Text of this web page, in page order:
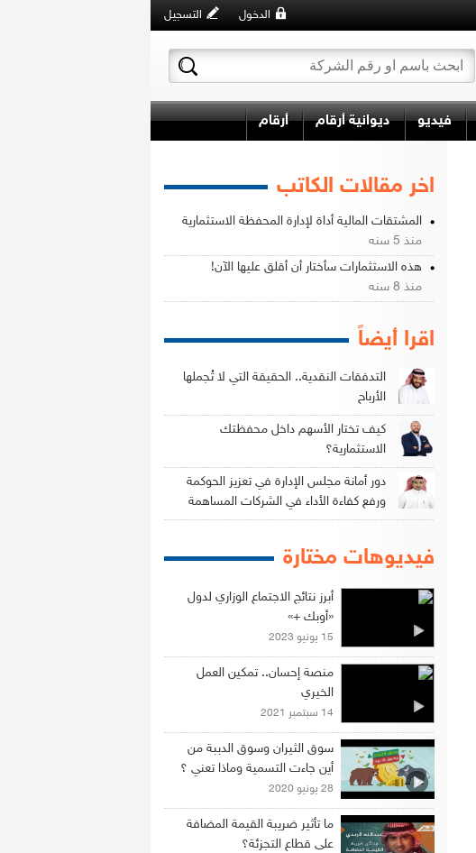
التسجيل الدخول
فيديو ديوانية أرقام أرقام
اخر مقالات الكاتب
المشتقات المالية أداة لإدارة المحفظة الاستثمارية
منذ 5 سنه
هذه الاستثمارات سأختار أن أقلق عليها الآن!
منذ 8 سنه
اقرا أيضاً
التدفقات النقدية.. الحقيقة التي لا تُجملها
الأرباح
كيف تختار الأسهم داخل محفظتك
الاستثمارية؟
دور أمانة مجلس الإدارة في تعزيز الحوكمة
ورفع كفاءة الأداء في الشركات المساهمة
فيديوهات مختارة
أبرز نتائج الاجتماع الوزاري لدول
«أوبك +»
15 يونيو 2023
منصة إحسان.. تمكين العمل
الخيري
14 سبتمبر 2021
سوق الثيران وسوق الدببة من
أين جاءت التسمية وماذا تعني ؟
28 يونيو 2020
ما تأثير ضريبة القيمة المضافة
على قطاع التجزئة؟